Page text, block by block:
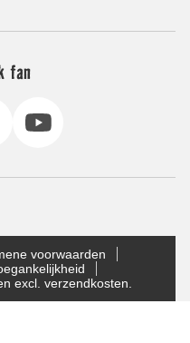
fan
voorwaarden
excl. verzendkosten.